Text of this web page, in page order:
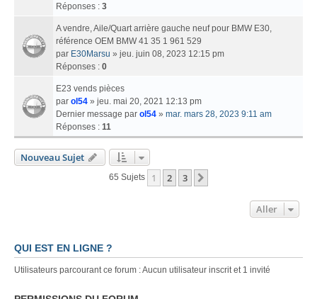
Réponses : 3
A vendre, Aile/Quart arrière gauche neuf pour BMW E30,
référence OEM BMW 41 35 1 961 529
par E30Marsu » jeu. juin 08, 2023 12:15 pm
Réponses : 0
E23 vends pièces
par ol54 » jeu. mai 20, 2021 12:13 pm
Dernier message par ol54 » mar. mars 28, 2023 9:11 am
Réponses : 11
Nouveau Sujet
65 Sujets 1 2 3
Aller
QUI EST EN LIGNE ?
Utilisateurs parcourant ce forum : Aucun utilisateur inscrit et 1 invité